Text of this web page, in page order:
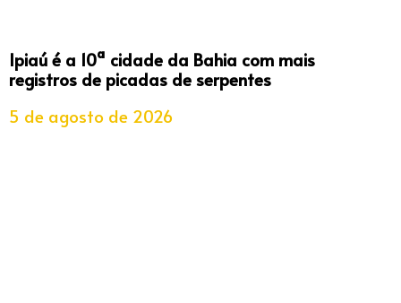
Ipiaú é a 10ª cidade da Bahia com mais
registros de picadas de serpentes
5 de agosto de 2026